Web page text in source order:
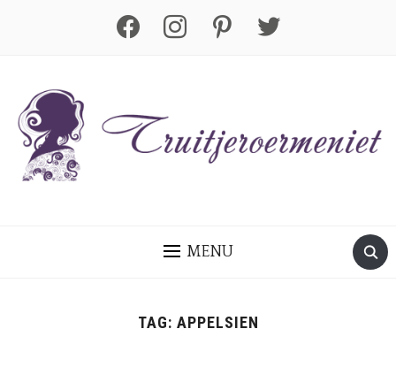
facebook instagram pinterest twitter
MENU
TAG: APPELSIEN